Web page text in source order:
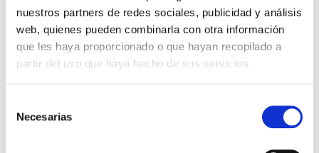
nuestros partners de redes sociales, publicidad y análisis
web, quienes pueden combinarla con otra información
que les haya proporcionado o que hayan recopilado a
partir del uso que haya hecho de sus servicios.
Necesarias